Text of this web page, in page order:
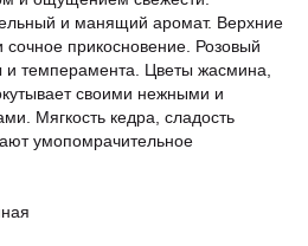
и манящий аромат. Верхние
сочное прикосновение. Розовый
и темперамента. Цветы жасмина,
своими нежными и
Мягкость кедра, сладость
умопомрачительное